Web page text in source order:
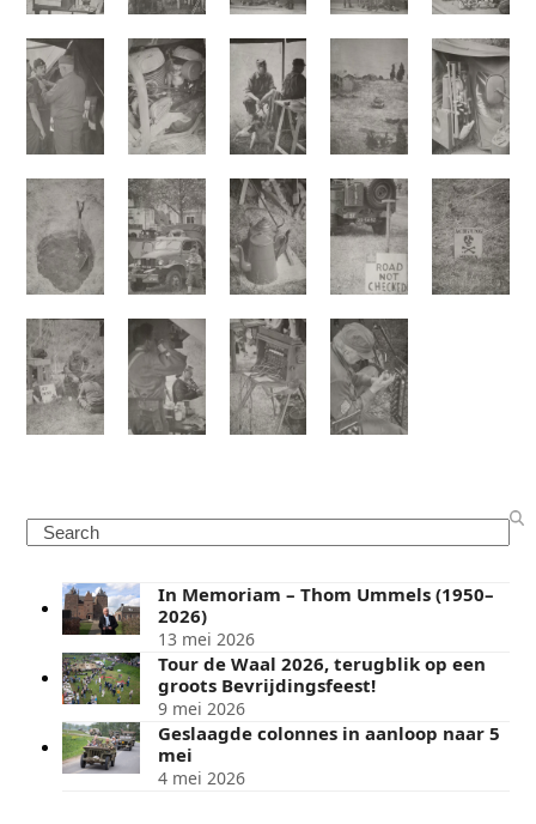
Search
In Memoriam – Thom Ummels (1950–
2026)
13 mei 2026
Tour de Waal 2026, terugblik op een
groots Bevrijdingsfeest!
9 mei 2026
Geslaagde colonnes in aanloop naar 5
mei
4 mei 2026